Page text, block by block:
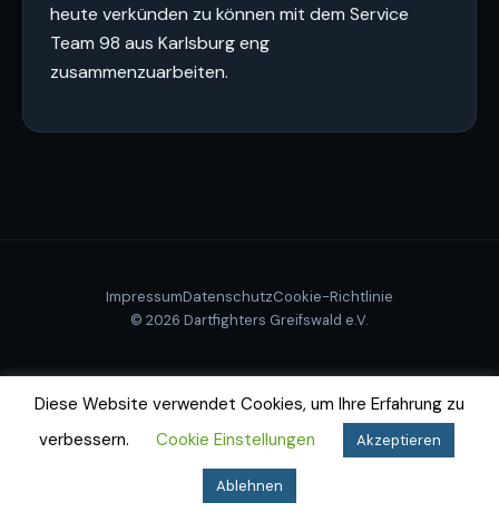
heute verkünden zu können mit dem Service
Team 98 aus Karlsburg eng
zusammenzuarbeiten.
ImpressumDatenschutzCookie-Richtlinie
© 2026 Dartfighters Greifswald e.V.
Diese Website verwendet Cookies, um Ihre Erfahrung zu
verbessern.
Cookie Einstellungen Akzeptieren
Ablehnen